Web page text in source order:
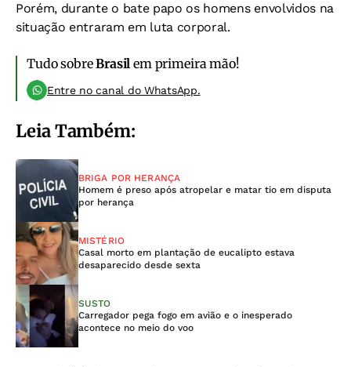
Porém, durante o bate papo os homens envolvidos na
situação entraram em luta corporal.
Tudo sobreBrasil em primeira mão!
Entre no canal do WhatsApp.
Leia Também:
BRIGA POR HERANÇA
Homem é preso após atropelar e matar tio em disputa
por herança
MISTÉRIO
Casal morto em plantação de eucalipto estava
desaparecido desde sexta
SUSTO
Carregador pega fogo em avião e o inesperado
acontece no meio do voo